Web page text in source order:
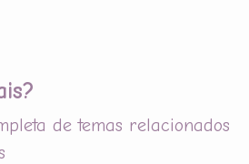
de temas relacionados